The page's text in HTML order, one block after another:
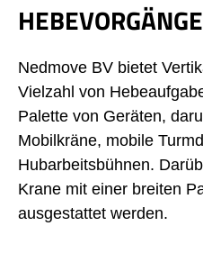
HEBEVORGÄNGE
Nedmove BV bietet
Vielzahl von
Palette von Geräten,
Mobilkräne, mobile
Hubarbeitsbühnen.
Krane mit einer breiten
ausgestattet werden.